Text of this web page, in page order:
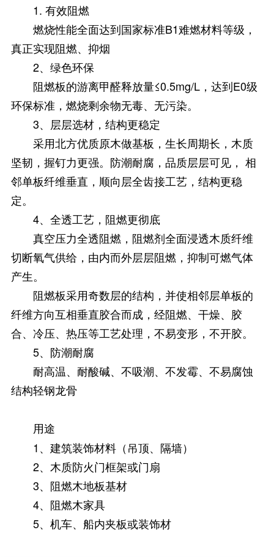
1. 有效阻燃
燃烧性能全面达到国家标准B1难燃材料等级，
真正实现阻燃、抑烟
2、绿色环保
阻燃板的游离甲醛释放量≤0.5mg/L，达到E0级
环保标准，燃烧剩余物无毒、无污染。
3、层层选材，结构更稳定
采用北方优质原木做基板，生长周期长，木质
坚韧，握钉力更强。防潮耐腐，品质层层可见， 相
邻单板纤维垂直，顺向层全齿接工艺，结构更稳
定。
4、全透工艺，阻燃更彻底
真空压力全透阻燃，阻燃剂全面浸透木质纤维
切断氧气供给，由内而外层层阻燃，抑制可燃气体
产生。
阻燃板采用奇数层的结构，并使相邻层单板的
纤维方向互相垂直胶合而成，经阻燃、干燥、胶
合、冷压、热压等工艺处理，不易变形，不开胶。
5、防潮耐腐
耐高温、耐酸碱、不吸潮、不发霉、不易腐蚀
结构轻钢龙骨
用途
1、建筑装饰材料（吊顶、隔墙）
2、木质防火门框架或门扇
3、阻燃木地板基材
4、阻燃木家具
5、机车、船内夹板或装饰材